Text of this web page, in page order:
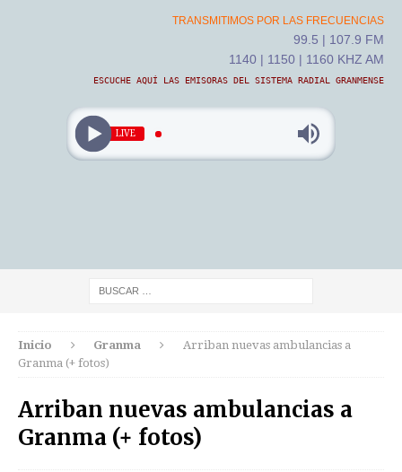
TRANSMITIMOS POR LAS FRECUENCIAS
99.5 | 107.9 FM
1140 | 1150 | 1160 KHZ AM
ESCUCHE AQUÍ LAS EMISORAS DEL SISTEMA RADIAL GRANMENSE
LIVE
Inicio Granma
Arriban nuevas ambulancias a
Granma (+ fotos)
Arriban nuevas ambulancias a
Granma (+ fotos)